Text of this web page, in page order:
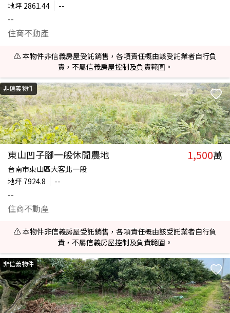
地坪 2861.44
--
--
住商不動產
⚠️ 本物件非信義房屋受託銷售，各項責任概由該受託業者自行負
責，不屬信義房屋控制及負責範圍。
非信義物件
東山凹子腳一般休閒農地 1,500萬
台南市東山區大客北一段
地坪 7924.8
--
--
住商不動產
⚠️ 本物件非信義房屋受託銷售，各項責任概由該受託業者自行負
責，不屬信義房屋控制及負責範圍。
非信義物件